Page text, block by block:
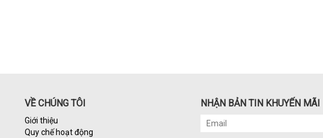
VỀ CHÚNG TÔI
Giới thiệu
Quy chế hoạt động
NHẬN BẢN TIN KHUYẾN MÃI